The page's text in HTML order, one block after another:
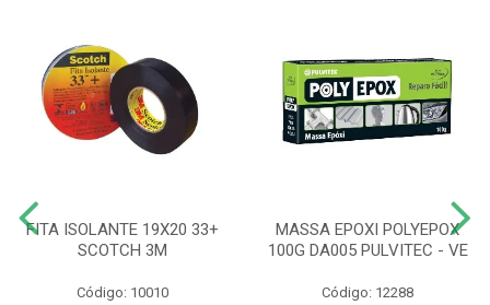
FITA ISOLANTE 19X20 33+
SCOTCH 3M
Código: 10010
MASSA EPOXI POLYEPOX
100G DA005 PULVITEC - VE
Código: 12288